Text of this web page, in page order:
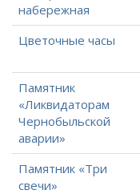
набережная
Цветочные часы
Памятник
«Ликвидаторам
Чернобыльской
аварии»
Памятник «Три
свечи»